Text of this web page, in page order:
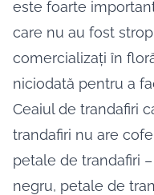
este foarte
care nu au fost
comercializați în
niciodată pentru a
Ceaiul de trandafiri
trandafiri nu are
petale de trandafiri
negru, petale de